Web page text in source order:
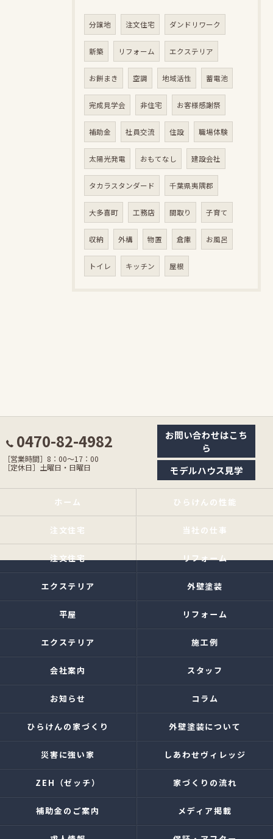
分譲地 注文住宅 ダンドリワーク
新築 リフォーム エクステリア
お餅まき 空調 地域活性 蓄電池
完成見学会 非住宅 お客様感謝祭
補助金 社員交流 住設 職場体験
太陽光発電 おもてなし 建設会社
タカラスタンダード 千葉県夷隅郡
大多喜町 工務店 間取り 子育て
収納 外構 物置 倉庫 お風呂
トイレ キッチン 屋根
0470-82-4982
［営業時間］8：00〜17：00
［定休日］土曜日・日曜日
お問い合わせはこち
ら
モデルハウス見学
ホーム ひらけんの性能
注文住宅 当社の仕事
注文住宅 リフォーム
エクステリア 外壁塗装
平屋 リフォーム
エクステリア 施工例
会社案内 スタッフ
お知らせ コラム
ひらけんの家づくり 外壁塗装について
災害に強い家 しあわせヴィレッジ
ZEH（ゼッチ） 家づくりの流れ
補助金のご案内 メディア掲載